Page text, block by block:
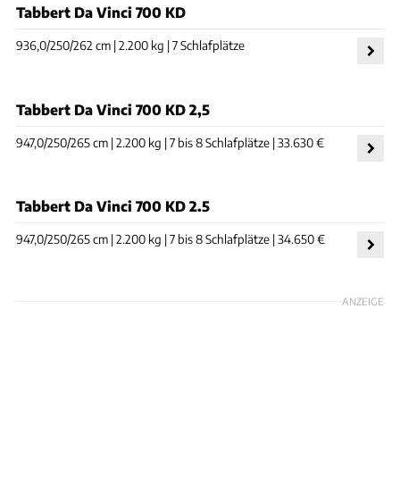
Tabbert Da Vinci 700 KD
936,0/250/262 cm | 2.200 kg | 7 Schlafplätze
Tabbert Da Vinci 700 KD 2,5
947,0/250/265 cm | 2.200 kg | 7 bis 8 Schlafplätze | 33.630 €
Tabbert Da Vinci 700 KD 2.5
947,0/250/265 cm | 2.200 kg | 7 bis 8 Schlafplätze | 34.650 €
ANZEIGE